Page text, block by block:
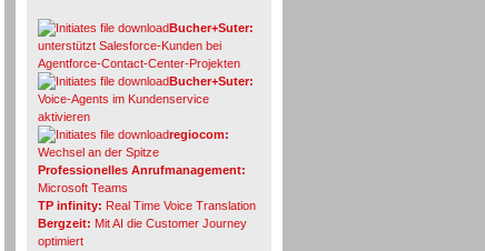
Bucher+Suter:
unterstützt Salesforce-Kunden bei
Agentforce-Contact-Center-Projekten
Bucher+Suter:
Voice-Agents im Kundenservice
aktivieren
regiocom:
Wechsel an der Spitze
Professionelles Anrufmanagement:
Microsoft Teams
TP infinity: Real Time Voice Translation
Bergzeit: Mit AI die Customer Journey
optimiert